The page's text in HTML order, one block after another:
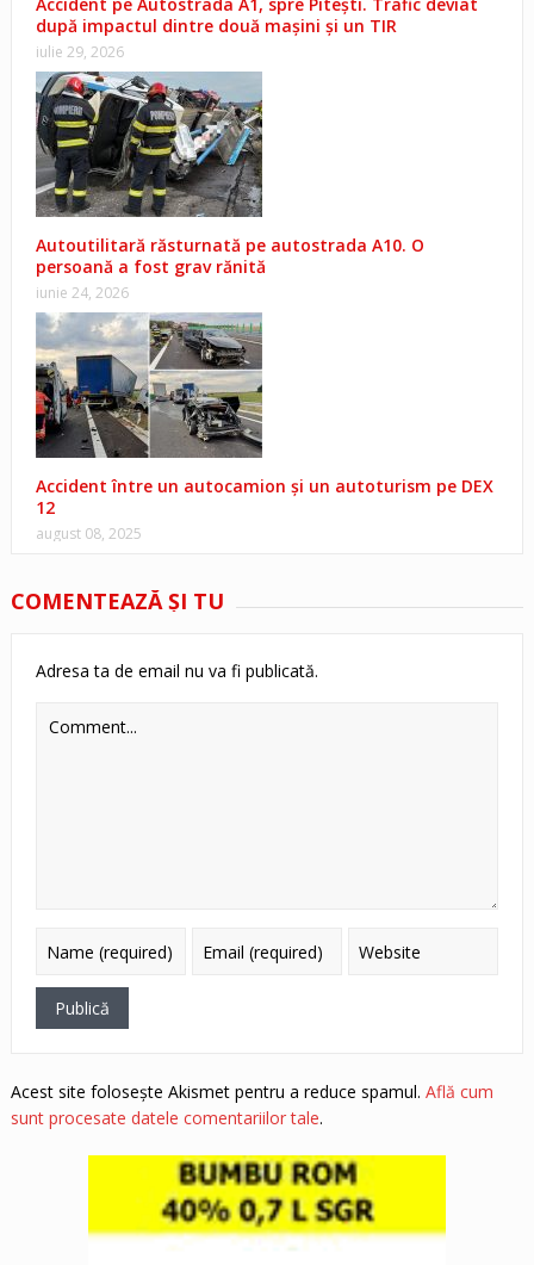
după impactul dintre două mașini și un TIR
iulie 29, 2026
Autoutilitară răsturnată pe autostrada A10. O
persoană a fost grav rănită
iunie 24, 2026
Accident între un autocamion și un autoturism pe DEX
12
august 08, 2025
COMENTEAZĂ ŞI TU
Adresa ta de email nu va fi publicată.
Acest site folosește Akismet pentru a reduce spamul. Află cum
sunt procesate datele comentariilor tale.